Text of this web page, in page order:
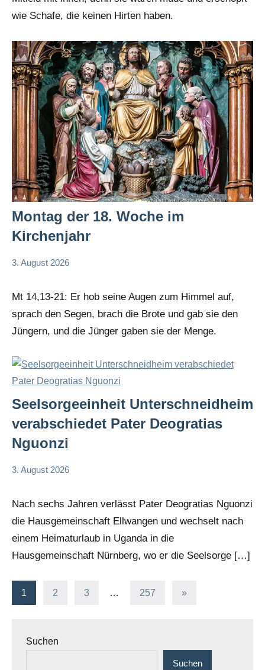
wie Schafe, die keinen Hirten haben.
Montag der 18. Woche im
Kirchenjahr
3. August 2026
Hubert
Mt 14,13-21: Er hob seine Augen zum Himmel auf,
sprach den Segen, brach die Brote und gab sie den
Jüngern, und die Jünger gaben sie der Menge.
Seelsorgeeinheit Unterschneidheim
verabschiedet Pater Deogratias
Nguonzi
3. August 2026
Andrea
Nach sechs Jahren verlässt Pater Deogratias Nguonzi
die Hausgemeinschaft Ellwangen und wechselt nach
einem Heimaturlaub in Uganda in die
Hausgemeinschaft Nürnberg, wo er die Seelsorge […]
Seitennummerierung
Beiträge
1 2 3 … 257
Nächste
»
Suchen
Suchen